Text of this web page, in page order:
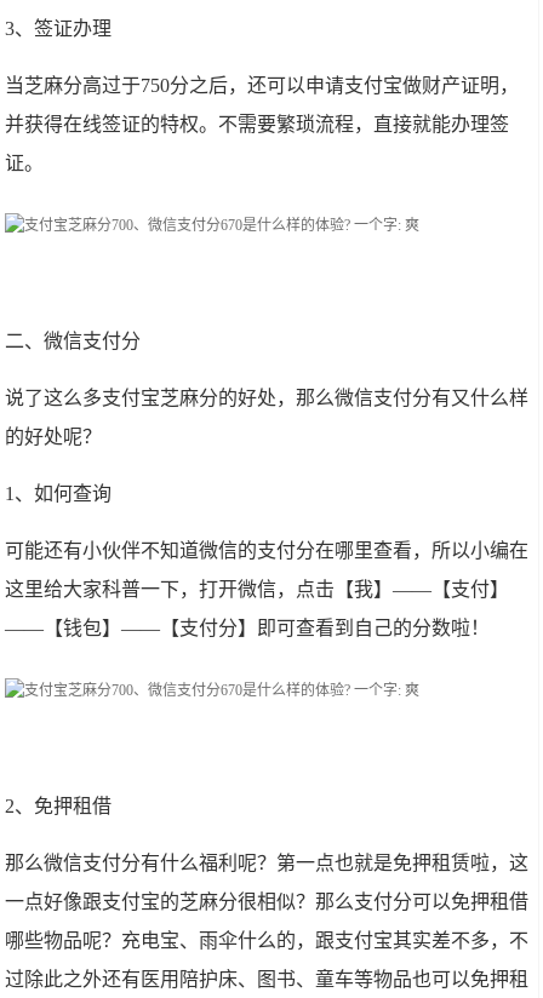
3、签证办理
当芝麻分高过于750分之后，还可以申请支付宝做财产证明，
并获得在线签证的特权。不需要繁琐流程，直接就能办理签
证。
二、微信支付分
说了这么多支付宝芝麻分的好处，那么微信支付分有又什么样
的好处呢？
1、如何查询
可能还有小伙伴不知道微信的支付分在哪里查看，所以小编在
这里给大家科普一下，打开微信，点击【我】——【支付】
——【钱包】——【支付分】即可查看到自己的分数啦！
2、免押租借
那么微信支付分有什么福利呢？第一点也就是免押租赁啦，这
一点好像跟支付宝的芝麻分很相似？那么支付分可以免押租借
哪些物品呢？充电宝、雨伞什么的，跟支付宝其实差不多，不
过除此之外还有医用陪护床、图书、童车等物品也可以免押租